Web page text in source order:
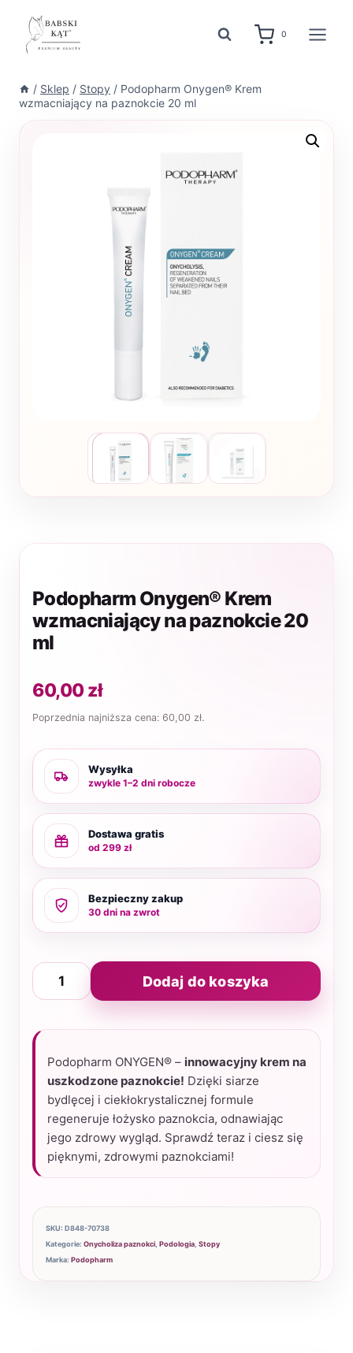
treści
0
/ Sklep / Stopy / Podopharm Onygen® Krem
wzmacniający na paznokcie 20 ml
Podopharm Onygen® Krem
wzmacniający na paznokcie 20
ml
60,00zł
Poprzednia najniższa cena: 60,00 zł.
Podopharm ONYGEN® – innowacyjny krem na
uszkodzone paznokcie! Dzięki siarze
bydlęcej i ciekłokrystalicznej formule
regeneruje łożysko paznokcia, odnawiając
jego zdrowy wygląd. Sprawdź teraz i ciesz się
pięknymi, zdrowymi paznokciami!
ilość
Podopharm
Krem
wzmacniający
paznokcie
Dodaj do koszyka
Wysyłka
zwykle 1–2 dni robocze
Dostawa gratis
od 299 zł
Bezpieczny zakup
30 dni na zwrot
SKU: D848-70738
Kategorie: Onycholiza paznokci Podologia Stopy
Marka: Podopharm